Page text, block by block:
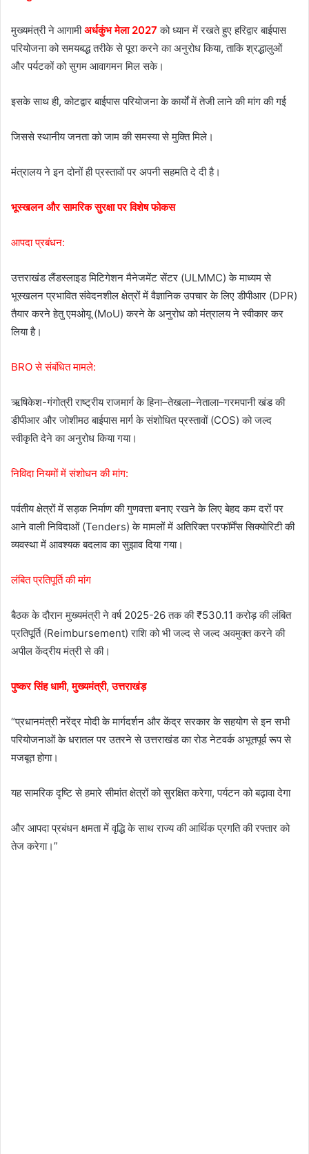
मुख्यमंत्री ने आगामीअर्धकुंभ मेला 2027 को ध्यान में रखते हुए हरिद्वार बाईपास
परियोजना को समयबद्ध तरीके से पूरा करने का अनुरोध किया, ताकि श्रद्धालुओं
और पर्यटकों को सुगम आवागमन मिल सके।
इसके साथ ही, कोटद्वार बाईपास परियोजना के कार्यों में तेजी लाने की मांग की गई
जिससे स्थानीय जनता को जाम की समस्या से मुक्ति मिले।
मंत्रालय ने इन दोनों ही प्रस्तावों पर अपनी सहमति दे दी है।
भूस्खलन और सामरिक सुरक्षा पर विशेष फोकस
आपदा प्रबंधन:
उत्तराखंड लैंडस्लाइड मिटिगेशन मैनेजमेंट सेंटर (ULMMC) के माध्यम से
भूस्खलन प्रभावित संवेदनशील क्षेत्रों में वैज्ञानिक उपचार के लिए डीपीआर (DPR)
तैयार करने हेतु एमओयू (MoU) करने के अनुरोध को मंत्रालय ने स्वीकार कर
लिया है।
BRO से संबंधित मामले:
ऋषिकेश-गंगोत्री राष्ट्रीय राजमार्ग के हिना–तेखला–नेताला–गरमपानी खंड की
डीपीआर और जोशीमठ बाईपास मार्ग के संशोधित प्रस्तावों (COS) को जल्द
स्वीकृति देने का अनुरोध किया गया।
निविदा नियमों में संशोधन की मांग:
पर्वतीय क्षेत्रों में सड़क निर्माण की गुणवत्ता बनाए रखने के लिए बेहद कम दरों पर
आने वाली निविदाओं (Tenders) के मामलों में अतिरिक्त परफॉर्मेंस सिक्योरिटी की
व्यवस्था में आवश्यक बदलाव का सुझाव दिया गया।
लंबित प्रतिपूर्ति की मांग
बैठक के दौरान मुख्यमंत्री ने वर्ष 2025-26 तक की ₹530.11 करोड़ की लंबित
प्रतिपूर्ति (Reimbursement) राशि को भी जल्द से जल्द अवमुक्त करने की
अपील केंद्रीय मंत्री से की।
पुष्कर सिंह धामी, मुख्यमंत्री, उत्तराखंड़
“प्रधानमंत्री नरेंद्र मोदी के मार्गदर्शन और केंद्र सरकार के सहयोग से इन सभी
परियोजनाओं के धरातल पर उतरने से उत्तराखंड का रोड नेटवर्क अभूतपूर्व रूप से
मजबूत होगा।
यह सामरिक दृष्टि से हमारे सीमांत क्षेत्रों को सुरक्षित करेगा, पर्यटन को बढ़ावा देगा
और आपदा प्रबंधन क्षमता में वृद्धि के साथ राज्य की आर्थिक प्रगति की रफ्तार को
तेज करेगा।”